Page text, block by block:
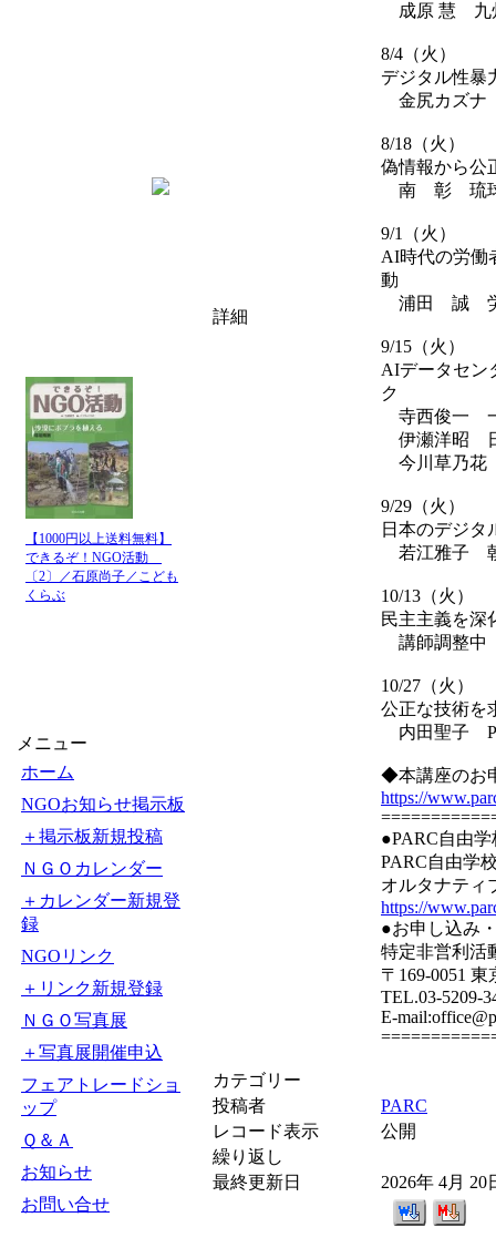
【1000円以上送料無料】
できるぞ！NGO活動
〔2〕／石原尚子／こども
くらぶ
メニュー
ホーム
NGOお知らせ掲示板
＋掲示板新規投稿
ＮＧＯカレンダー
＋カレンダー新規登
録
NGOリンク
＋リンク新規登録
ＮＧＯ写真展
＋写真展開催申込
フェアトレードショ
ップ
Ｑ＆Ａ
お知らせ
お問い合せ
詳細
成原 慧 九
8/4（火）
デジタル性暴
金尻カズナ
8/18（火）
偽情報から公
南 彰 琉球
9/1（火）
AI時代の労働
動
浦田 誠 労
9/15（火）
AIデータセン
ク
寺西俊一 一
伊瀬洋昭 日
今川草乃花
9/29（火）
日本のデジ
若江雅子 朝
10/13（火）
民主主義を
講師調整中
10/27（火）
公正な技術を
内田聖子
◆本講座のお
https://
●PARC自由
PARC自由学
オルタナティ
https://
●お申し込み
特定非営利活
〒169-0051
TEL.03-5209-
E-
カテゴリー
投稿者
PARC
レコード表示
公開
繰り返し
最終更新日
2026年 4月 20